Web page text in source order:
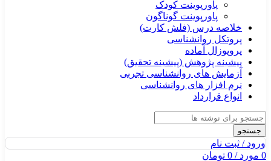
پاورپوینت کودک
پاورپوینت گوناگون
خلاصه درس (فلش کارت)
پروتکل روانشناسی
پروپوزال آماده
پیشینه پژوهش (پیشینه تحقیق)
آزمایش های روانشناسی تجربی
نرم افزار های روانشناسی
انواع قرارداد
جستجو
ورود / ثبت نام
0 مورد/
0 تومان